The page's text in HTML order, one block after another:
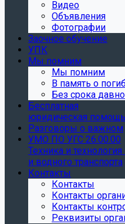
Видео
Объявления
Фотографии
Заочное обучение
УПК
Мы помним
Мы помним
В память о
Без срока
Бесплатная
юридическая помощь
Разговоры о важном
УМО ПО УГС 26.00.00
Техника и
и водного транспорта
Контакты
Контакты
Контакты
Контакты
Реквизиты